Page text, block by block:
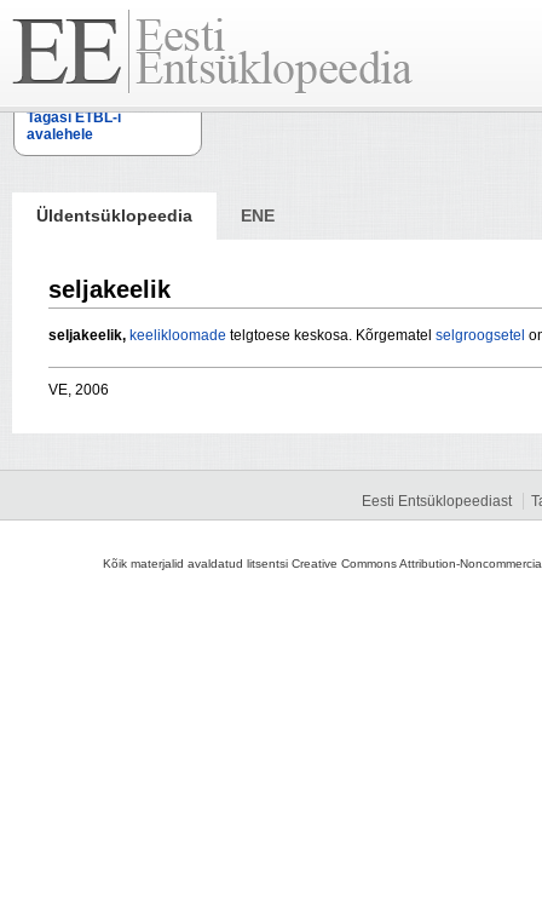
Tagasi ETBL-i
avalehele
Üldentsüklopeedia ENE
seljakeelik
seljakeelik, keelikloomade telgtoese keskosa. Kõrgematel selgroogsetel
VE, 2006
Eesti Entsüklopeediast
Kõik materjalid avaldatud litsentsi Creative Commons Attribution-